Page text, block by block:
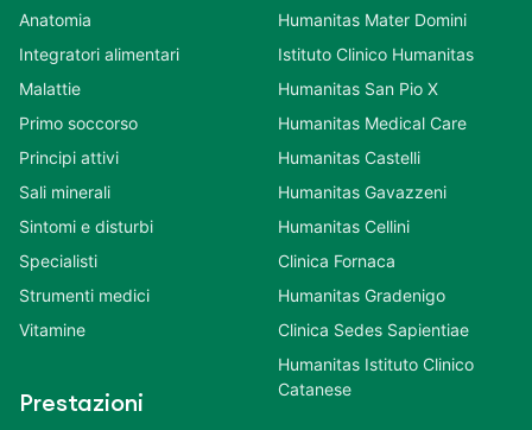
Anatomia
Integratori alimentari
Malattie
Primo soccorso
Principi attivi
Sali minerali
Sintomi e disturbi
Specialisti
Strumenti medici
Vitamine
Prestazioni
Humanitas Mater Domini
Istituto Clinico Humanitas
Humanitas San Pio X
Humanitas Medical Care
Humanitas Castelli
Humanitas Gavazzeni
Humanitas Cellini
Clinica Fornaca
Humanitas Gradenigo
Clinica Sedes Sapientiae
Humanitas Istituto Clinico
Catanese